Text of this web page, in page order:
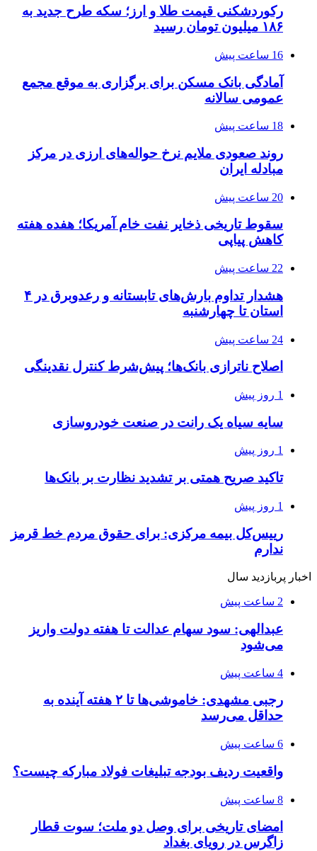
رکوردشکنی قیمت طلا و ارز؛ سکه طرح جدید به
۱۸۶ میلیون تومان رسید
16 ساعت پیش
آمادگی بانک مسکن برای برگزاری به موقع مجمع
عمومی سالانه
18 ساعت پیش
روند صعودی ملایم نرخ حواله‌های ارزی در مرکز
مبادله ایران
20 ساعت پیش
سقوط تاریخی ذخایر نفت خام آمریکا؛ هفده هفته
کاهش پیاپی
22 ساعت پیش
هشدار تداوم بارش‌های تابستانه و رعدوبرق در ۴
استان تا چهارشنبه
24 ساعت پیش
اصلاح ناترازی بانک‌ها؛ پیش‌شرط کنترل نقدینگی
1 روز پیش
سایه سیاه یک رانت در صنعت خودروسازی
1 روز پیش
تاکید صریح همتی بر تشدید نظارت بر بانک‌ها
1 روز پیش
رییس‌کل بیمه مرکزی: برای حقوق مردم خط قرمز
ندارم
اخبار پربازدید سال
2 ساعت پیش
عبدالهی: سود سهام عدالت تا هفته دولت واریز
می‌شود
4 ساعت پیش
رجبی مشهدی: خاموشی‌ها تا ۲ هفته آینده به
حداقل می‌رسد
6 ساعت پیش
واقعیت ردیف بودجه تبلیغات فولاد مبارکه چیست؟
8 ساعت پیش
امضای تاریخی برای وصل دو ملت؛ سوت قطار
زاگرس در رویای بغداد